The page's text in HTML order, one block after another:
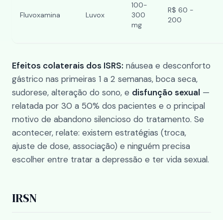
Fluvoxamina Luvox
100-
300
mg
R$ 60 -
200
Efeitos colaterais dos ISRS: náusea e desconforto
gástrico nas primeiras 1 a 2 semanas, boca seca,
sudorese, alteração do sono, e disfunção sexual —
relatada por 30 a 50% dos pacientes e o principal
motivo de abandono silencioso do tratamento. Se
acontecer, relate: existem estratégias (troca,
ajuste de dose, associação) e ninguém precisa
escolher entre tratar a depressão e ter vida sexual.
IRSN